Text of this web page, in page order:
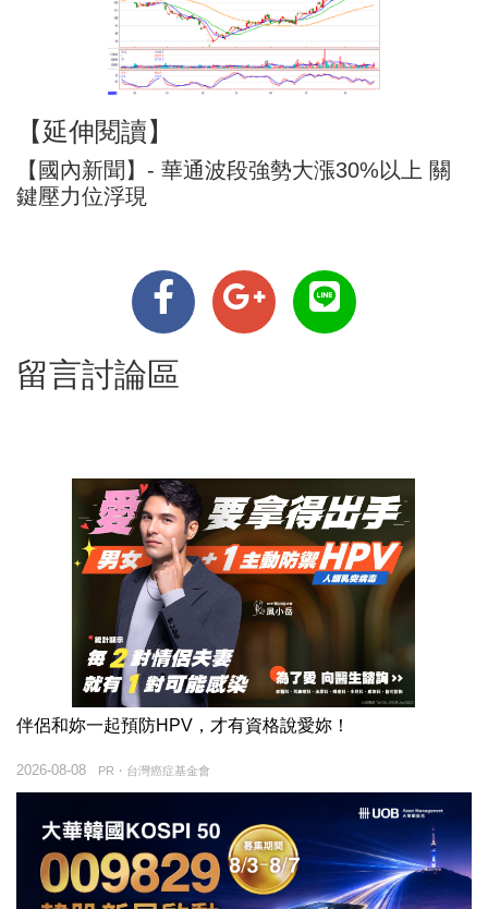
【延伸閱讀】
【國內新聞】- 華通波段強勢大漲30%以上 關
鍵壓力位浮現
留言討論區
伴侶和妳一起預防HPV，才有資格說愛妳！
PR・台灣癌症基金會
2026-08-08